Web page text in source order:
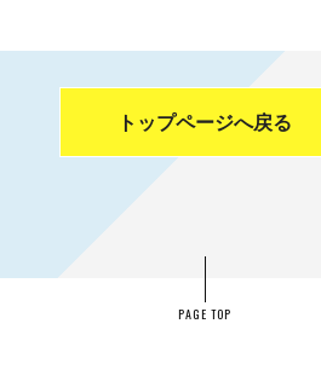
トップページへ戻る
PAGE TOP